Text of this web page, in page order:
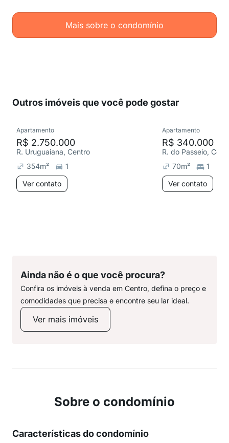
Mais sobre o condomínio
Outros imóveis que você pode gostar
Apartamento
R$ 2.750.000
R. Uruguaiana, Centro
354m²
1
Ver contato
Apartamento
R$ 340.000
R. do Passeio,
70m²
1
Ver contato
Ainda não é o que você procura?
Confira os imóveis à venda em Centro, defina o preço e
comodidades que precisa e encontre seu lar ideal.
Ver mais imóveis
Sobre o condomínio
Características do condomínio